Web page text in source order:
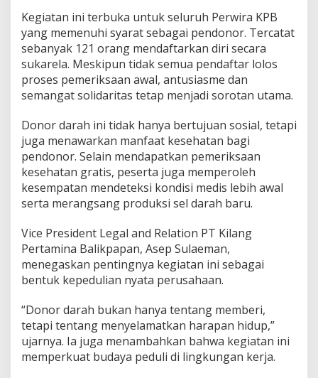
Kegiatan ini terbuka untuk seluruh Perwira KPB
yang memenuhi syarat sebagai pendonor. Tercatat
sebanyak 121 orang mendaftarkan diri secara
sukarela. Meskipun tidak semua pendaftar lolos
proses pemeriksaan awal, antusiasme dan
semangat solidaritas tetap menjadi sorotan utama.
Donor darah ini tidak hanya bertujuan sosial, tetapi
juga menawarkan manfaat kesehatan bagi
pendonor. Selain mendapatkan pemeriksaan
kesehatan gratis, peserta juga memperoleh
kesempatan mendeteksi kondisi medis lebih awal
serta merangsang produksi sel darah baru.
Vice President Legal and Relation PT Kilang
Pertamina Balikpapan, Asep Sulaeman,
menegaskan pentingnya kegiatan ini sebagai
bentuk kepedulian nyata perusahaan.
“Donor darah bukan hanya tentang memberi,
tetapi tentang menyelamatkan harapan hidup,”
ujarnya. Ia juga menambahkan bahwa kegiatan ini
memperkuat budaya peduli di lingkungan kerja.